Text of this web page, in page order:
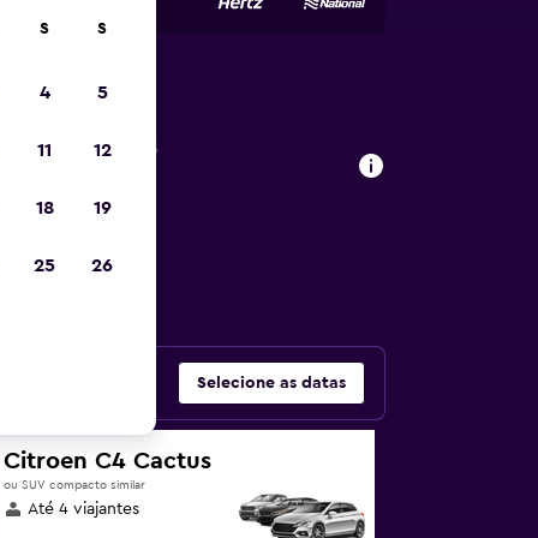
carros
populares –
Selecione as datas
Citroen C4 Cactus
ou SUV compacto similar
Até 4 viajantes
S S
4 5
11 12
18 19
25 26